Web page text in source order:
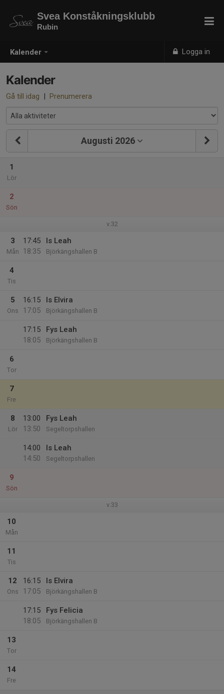
Kalender Logga in
Svea Konståkningsklubb
Rubin
Kalender
Gå till idag | Prenumerera
Augusti 2026
1
Lör
2
Sön
v.32
3
Mån
17:45
18:35
Is Leah
Björkängshallen B
4
Tis
5
Ons
16:15
17:05
Is Elvira
Björkängshallen B
17:15
18:05
Fys Leah
Björkängshallen B
6
Tor
7
Fre
8
Lör
13:00
13:50
Fys Leah
Segeltorpshallen
14:00
14:50
Is Leah
Segeltorpshallen
9
Sön
v.33
10
Mån
11
Tis
12
Ons
16:15
17:05
Is Elvira
Björkängshallen B
17:15
18:05
Fys Felicia
Björkängshallen B
13
Tor
14
Fre